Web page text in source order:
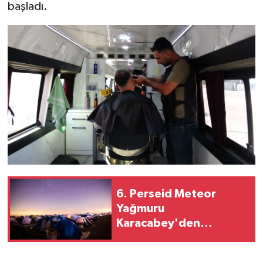
başladı.
6. Perseid Meteor
Yağmuru
Karacabey'den